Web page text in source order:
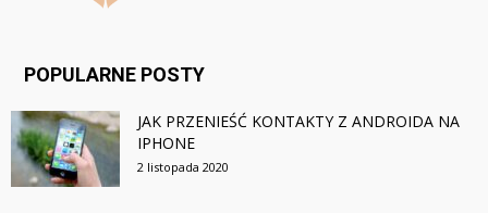
POPULARNE POSTY
JAK PRZENIEŚĆ KONTAKTY Z ANDROIDA NA
IPHONE
2 listopada 2020